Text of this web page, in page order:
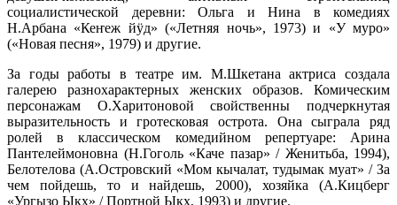
социалистической деревни: Ольга и Нина в комедиях
Н.Арбана «Кеҥеж йӱд» («Летняя ночь», 1973) и «У муро»
(«Новая песня», 1979) и другие.
За годы работы в театре им. М.Шкетана актриса создала
галерею разнохарактерных женских образов. Комическим
персонажам О.Харитоновой свойственны подчеркнутая
выразительность и гротесковая острота. Она сыграла ряд
ролей в классическом комедийном репертуаре: Арина
Пантелеймоновна (Н.Гоголь «Каче пазар» / Женитьба, 1994),
Белотелова (А.Островский «Мом кычалат, тудымак муат» / За
чем пойдешь, то и найдешь, 2000), хозяйка (А.Кицберг
«Ургызо Ыкх» / Портной Ыкх, 1993) и другие.